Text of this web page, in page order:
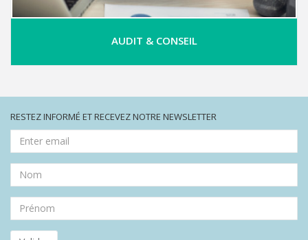
AUDIT & CONSEIL
RESTEZ INFORMÉ ET RECEVEZ NOTRE NEWSLETTER
Adresse
email
Nom
Prénom